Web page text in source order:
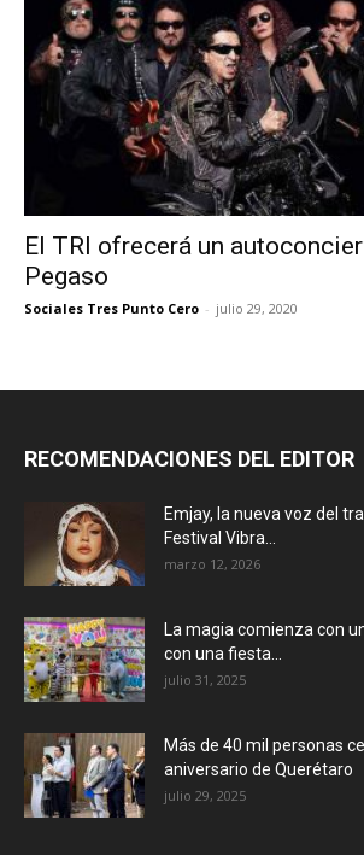
El TRI ofrecerá un
Pegaso
Sociales Tres Punto Cero - julio 29, 2020
RECOMENDACIONES DEL EDITOR
Emjay, la nueva voz del
Festival Vibra...
marzo 12, 2026
La magia comienza con
con una fiesta...
julio 31, 2025
Más de 40 mil personas
aniversario de Querétaro
julio 29, 2025